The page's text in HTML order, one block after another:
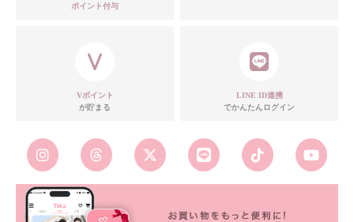
ポイント付与
Vポイント
が貯まる
LINE ID連携
でかんたんログイン